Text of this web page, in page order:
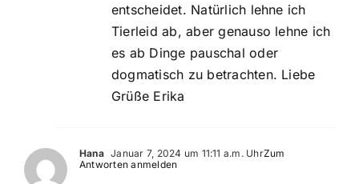
entscheidet. Natürlich lehne ich
Tierleid ab, aber genauso lehne ich
es ab Dinge pauschal oder
dogmatisch zu betrachten. Liebe
Grüße Erika
Hana Januar 7, 2024 um 11:11 a.m. UhrZum
Antworten anmelden